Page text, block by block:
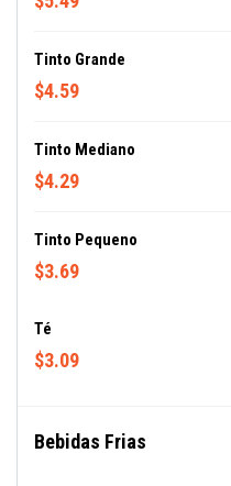
Tinto Grande
$4.59
Tinto Mediano
$4.29
Tinto Pequeno
$3.69
Té
$3.09
Bebidas Frias